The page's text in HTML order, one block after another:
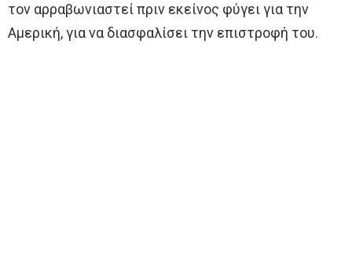
τον αρραβωνιαστεί πριν εκείνος φύγει για την
Αμερική, για να διασφαλίσει την επιστροφή του.